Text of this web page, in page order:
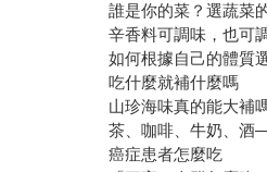
誰是你的菜？選蔬菜
辛香料可調味，也可
如何根據自己的體質
吃什麼就補什麼嗎
山珍海味真的能大補
茶、咖啡、牛奶、酒
癌症患者怎麼吃